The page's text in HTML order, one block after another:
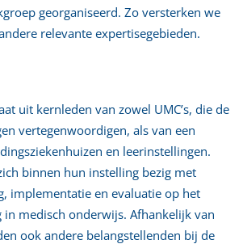
georganiseerd. Zo versterken we
relevante expertisegebieden.
uit kernleden van zowel UMC’s, die de
vertegenwoordigen, als van een
en leerinstellingen.
binnen hun instelling bezig met
implementatie en evaluatie op het
in medisch onderwijs. Afhankelijk van
ook andere belangstellenden bij de